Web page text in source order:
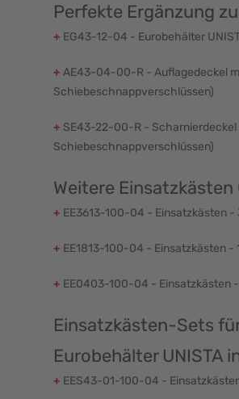
Perfekte Ergänzung
+ EG43-12-04 - Eurobehälter
+ AE43-04-00-R - Auflagedeckel
Schiebeschnappverschlüssen)
+ SE43-22-00-R -
Schiebeschnappverschlüssen)
Weitere
+ EE3613-100-04 - Einsatzkästen -
+ EE1813-100-04 - Einsatzkästen -
+ EE0403-100-04 - Einsatzkästen -
Einsatzkästen-Sets
Eurobehälter UNISTA
+ EES43-01-100-04 -